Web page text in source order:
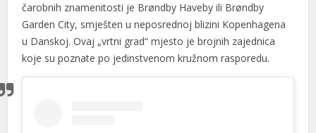
čarobnih znamenitosti je Brøndby Haveby ili Brøndby
Garden City, smješten u neposrednoj blizini Kopenhagena
u Danskoj. Ovaj „vrtni grad“ mjesto je brojnih zajednica
koje su poznate po jedinstvenom kružnom rasporedu.